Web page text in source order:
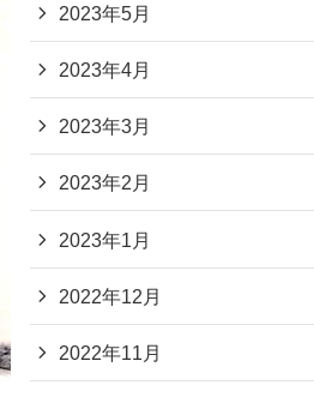
2023年5月
2023年4月
2023年3月
2023年2月
2023年1月
2022年12月
2022年11月